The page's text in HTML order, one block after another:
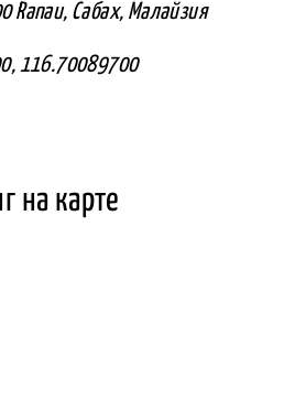
Ranau, Сабах, Малайзия
116.70089700
на карте